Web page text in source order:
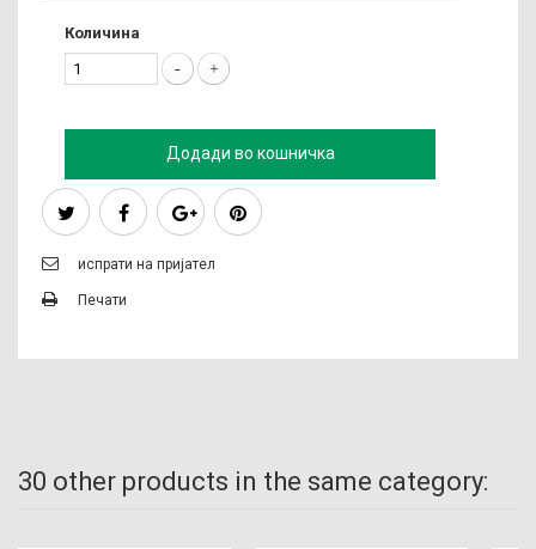
Количина
Додади во кошничка
испрати на пријател
Печати
30 other products in the same category: